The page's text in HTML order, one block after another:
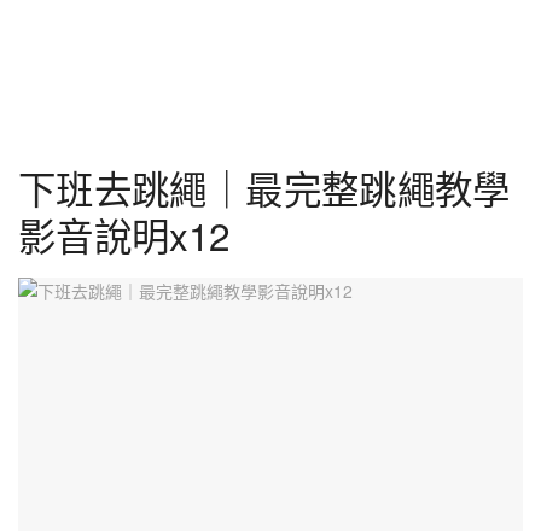
下班去跳繩｜最完整跳繩教學
影音說明x12